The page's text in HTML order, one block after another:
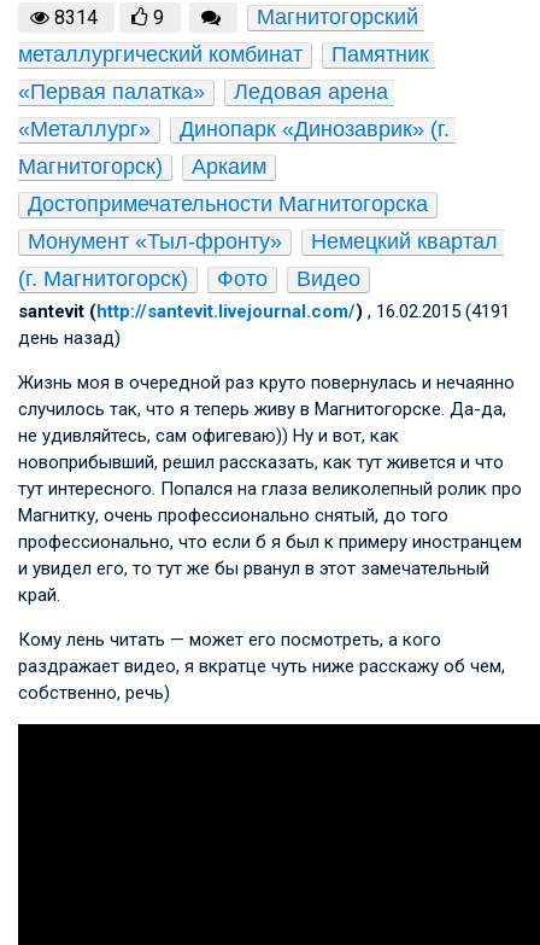
8314 9
Магнитогорский
металлургический комбинат
Памятник
«Первая палатка»
Ледовая арена
«Металлург»
Динопарк «Динозаврик» (г.
Магнитогорск)
Аркаим
Достопримечательности Магнитогорска
Монумент «Тыл-фронту»
Немецкий квартал
(г. Магнитогорск)
Фото Видео
santevit (http://santevit.livejournal.com/) , 16.02.2015 (4191
день назад)
Жизнь моя в очередной раз круто повернулась и нечаянно
случилось так, что я теперь живу в Магнитогорске. Да-да,
не удивляйтесь, сам офигеваю)) Ну и вот, как
новоприбывший, решил рассказать, как тут живется и что
тут интересного. Попался на глаза великолепный ролик про
Магнитку, очень профессионально снятый, до того
профессионально, что если б я был к примеру иностранцем
и увидел его, то тут же бы рванул в этот замечательный
край.
Кому лень читать — может его посмотреть, а кого
раздражает видео, я вкратце чуть ниже расскажу об чем,
собственно, речь)